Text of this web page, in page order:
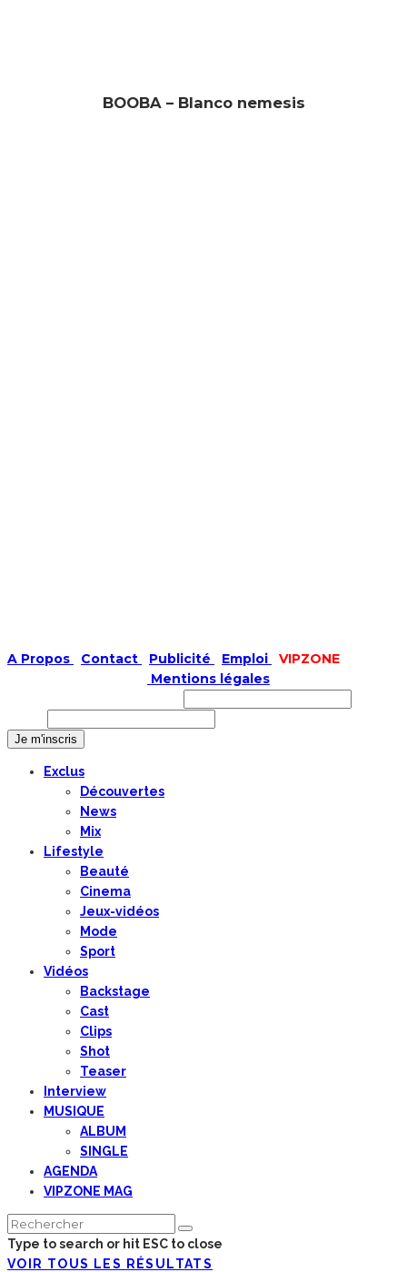
BOOBA – Blanco nemesis
A Propos Contact Publicité Emploi
VIPZONE
Mentions légales
Exclus
Découvertes
News
Mix
Lifestyle
Beauté
Cinema
Jeux-vidéos
Mode
Sport
Vidéos
Backstage
Cast
Clips
Shot
Teaser
Interview
MUSIQUE
ALBUM
SINGLE
AGENDA
VIPZONE MAG
Type to search or hit ESC to close
VOIR TOUS LES RÉSULTATS